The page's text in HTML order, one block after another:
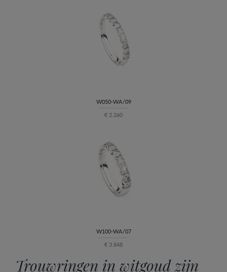
W050-WA/09
€ 2.260
W100-WA/07
€ 3.848
Trouwringen in witgoud zijn